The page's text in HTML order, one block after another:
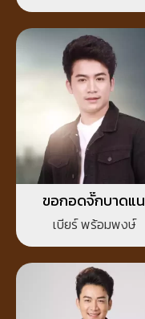
ขอกอดจั๊กบาดแน
เบียร์ พร้อมพงษ์